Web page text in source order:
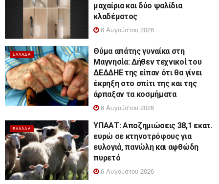
μαχαίρια και δύο ψαλίδια
κλαδέματος
6 Αυγούστου 2026
ΕΛΛΆΔΑ
Θύμα απάτης γυναίκα στη
Μαγνησία: Δήθεν τεχνικοί του
ΔΕΔΔΗΕ της είπαν ότι θα γίνει
έκρηξη στο σπίτι της και της
άρπαξαν τα κοσμήματα
6 Αυγούστου 2026
ΕΛΛΆΔΑ
ΥΠΑΑΤ: Αποζημιώσεις 38,1 εκατ.
ευρώ σε κτηνοτρόφους για
ευλογιά, πανώλη και αφθώδη
πυρετό
6 Αυγούστου 2026